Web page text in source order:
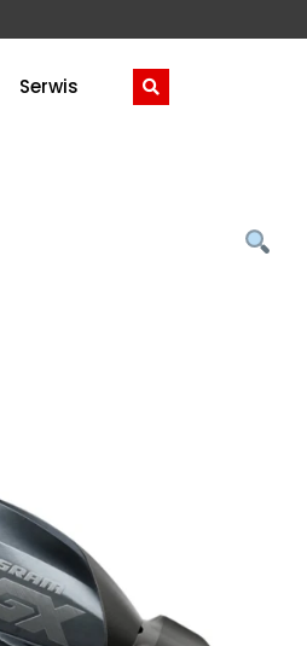
Serwis